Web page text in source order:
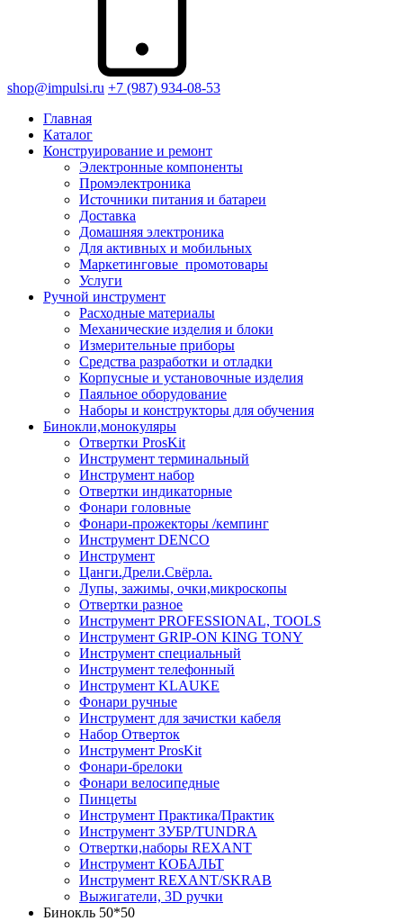
shop@impulsi.ru +7 (987) 934-08-53
Главная
Каталог
Конструирование и ремонт
Электронные компоненты
Промэлектроника
Источники питания и батареи
Доставка
Домашняя электроника
Для активных и мобильных
Маркетинговые_промотовары
Услуги
Ручной инструмент
Расходные материалы
Механические изделия и блоки
Измерительные приборы
Средства разработки и отладки
Корпусные и установочные изделия
Паяльное оборудование
Наборы и конструкторы для обучения
Бинокли,монокуляры
Отвертки ProsKit
Инструмент терминальный
Инструмент набор
Отвертки индикаторные
Фонари головные
Фонари-прожекторы /кемпинг
Инструмент DENCO
Инструмент
Цанги.Дрели.Свёрла.
Лупы, зажимы, очки,микроскопы
Отвертки разное
Инструмент PROFESSIONAL, TOOLS
Инструмент GRIP-ON KING TONY
Инструмент специальный
Инструмент телефонный
Инструмент KLAUKE
Фонари ручные
Инструмент для зачистки кабеля
Набор Отверток
Инструмент ProsKit
Фонари-брелоки
Фонари велосипедные
Пинцеты
Инструмент Практика/Практик
Инструмент ЗУБР/TUNDRA
Отвертки,наборы REXANT
Инструмент КОБАЛЬТ
Инструмент REXANT/SKRAB
Выжигатели, 3D ручки
Бинокль 50*50